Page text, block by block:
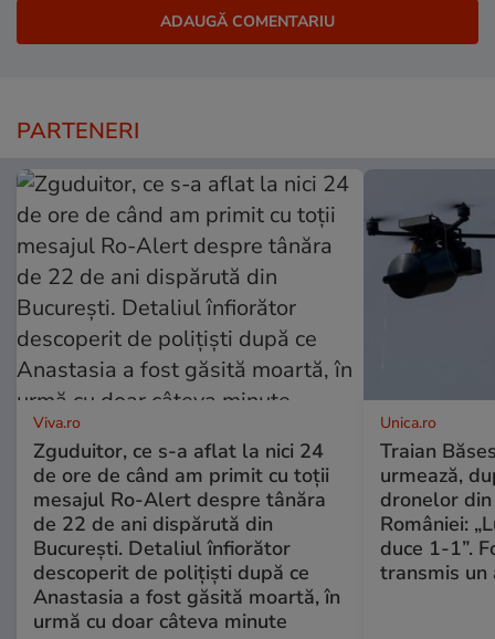
PARTENERI
Viva.ro
Zguduitor, ce s-a aflat la nici 24
de ore de când am primit cu toții
mesajul Ro-Alert despre tânăra
de 22 de ani dispărută din
București. Detaliul înfiorător
descoperit de polițiști după ce
Anastasia a fost găsită moartă, în
urmă cu doar câteva minute
Unica.ro
Traian
urmează,
dronelor
României:
duce 1-1”.
transmis un